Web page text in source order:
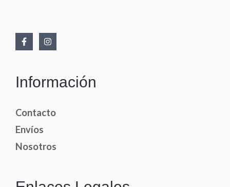
Información
Contacto
Envíos
Nosotros